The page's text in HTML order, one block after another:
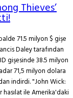
Thieves’
71.5 milyon $ gişe
Daley tarafından
gişesinde 38.5 milyon
71,5 milyon dolara
indirdi. "John Wick:
ile Amerika'daki